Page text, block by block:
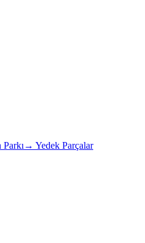
→ Yedek Parçalar